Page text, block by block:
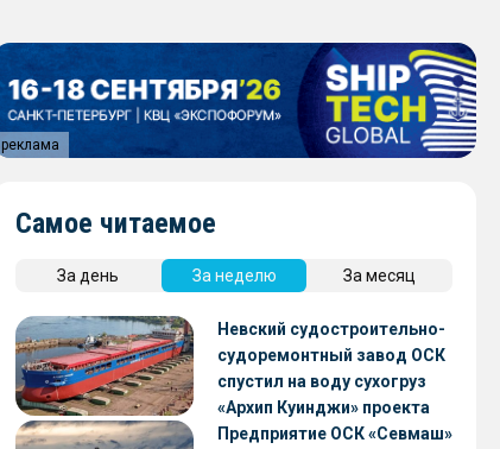
реклама
Самое читаемое
За день За неделю За месяц
Невский судостроительно-
судоремонтный завод ОСК
спустил на воду сухогруз
«Архип Куинджи» проекта
RSD59
Предприятие ОСК «Севмаш»